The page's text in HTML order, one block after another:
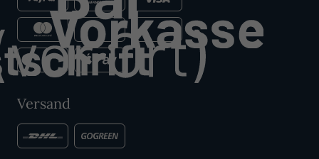
Versand